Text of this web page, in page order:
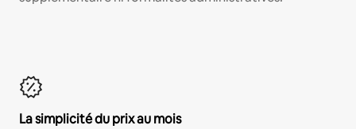
La simplicité du prix au mois